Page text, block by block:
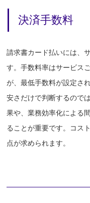
決済手数料
請求書カード払いには、
す。手数料率はサービス
が、最低手数料が設定さ
安さだけで判断するので
果や、業務効率化による
ることが重要です。コス
点が求められます。